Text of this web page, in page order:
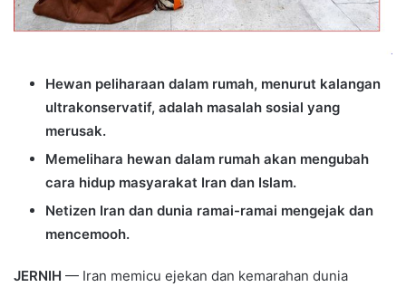
Hewan peliharaan dalam rumah, menurut kalangan
ultrakonservatif, adalah masalah sosial yang
merusak.
Memelihara hewan dalam rumah akan mengubah
cara hidup masyarakat Iran dan Islam.
Netizen Iran dan dunia ramai-ramai mengejak dan
mencemooh.
JERNIH — Iran memicu ejekan dan kemarahan dunia